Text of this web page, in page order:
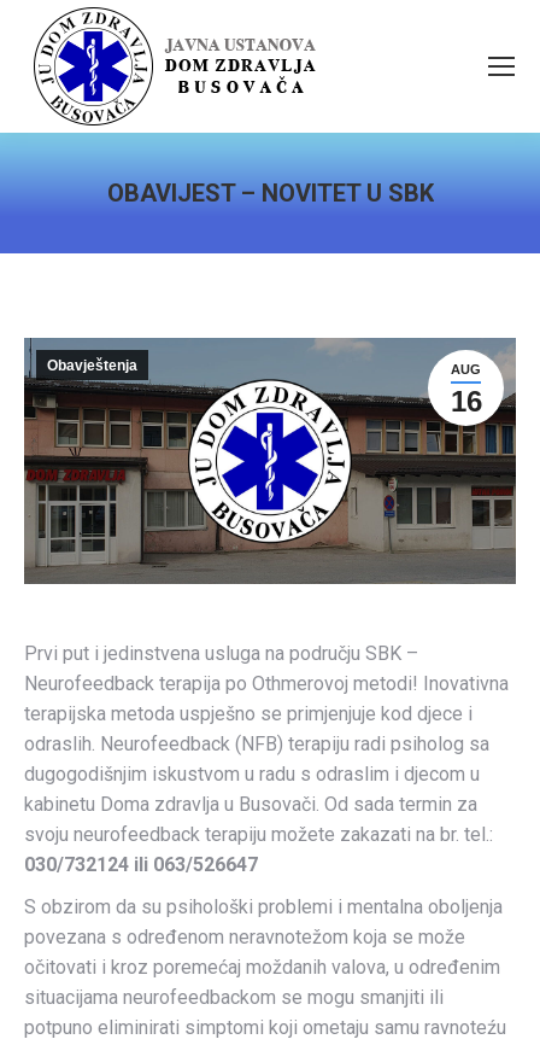
OBAVIJEST – NOVITET U SBK
AUG
16
Obavještenja
Prvi put i jedinstvena usluga na području SBK –
Neurofeedback terapija po Othmerovoj metodi! Inovativna
terapijska metoda uspješno se primjenjuje kod djece i
odraslih. Neurofeedback (NFB) terapiju radi psiholog sa
dugogodišnjim iskustvom u radu s odraslim i djecom u
kabinetu Doma zdravlja u Busovači. Od sada termin za
svoju neurofeedback terapiju možete zakazati na br. tel.:
030/732124 ili 063/526647
S obzirom da su psihološki problemi i mentalna oboljenja
povezana s određenom neravnotežom koja se može
očitovati i kroz poremećaj moždanih valova, u određenim
situacijama neurofeedbackom se mogu smanjiti ili
potpuno eliminirati simptomi koji ometaju samu ravnoteźu